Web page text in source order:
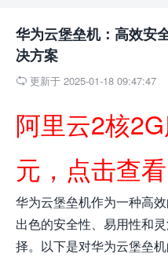
华为云堡垒机：高效安
决方案
 更新于 2025-01-18 09:47:47
阿里云2核
元，点击查看
华为云堡垒机作为一种高
出色的安全性、易用性和
择。以下是对华为云堡垒机